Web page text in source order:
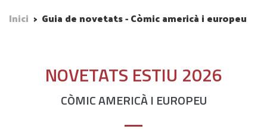
Inici > Guia de novetats - Còmic americà i europeu
NOVETATS ESTIU 2026
CÒMIC AMERICÀ I EUROPEU